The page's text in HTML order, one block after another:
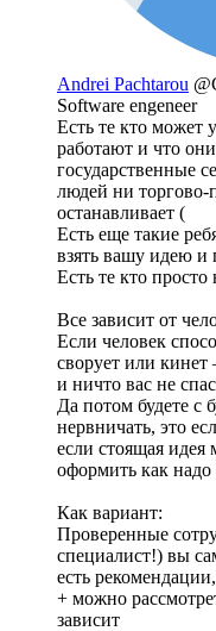
Andrei Pachtarou
Software engeneer
Есть те кто может
работают и что
государственные
людей ни торгово-
останавливает (
Есть еще такие
взять вашу идею и
Есть те кто просто
Все зависит от
Если человек
сворует или
и ничто вас не
Да потом будете с
нервничать, это
если стоящая идея
оформить как надо
Как вариант:
Проверенные
специалист!) вы
есть
+ можно
зависит